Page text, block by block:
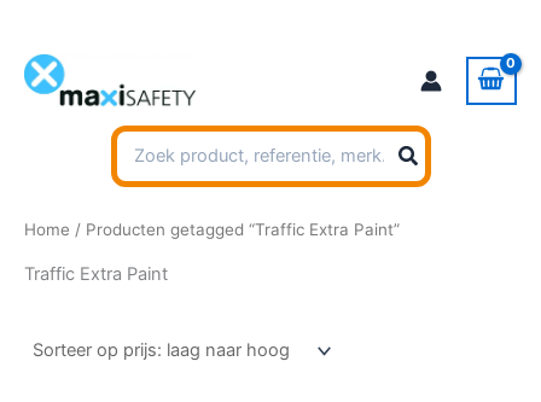
inhoud
Zoeken
naar:
Home / Producten getagged “Traffic Extra Paint”
Traffic Extra Paint